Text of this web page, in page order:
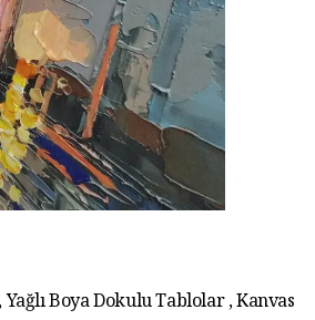
Boya Dokulu Tablolar , Kanvas